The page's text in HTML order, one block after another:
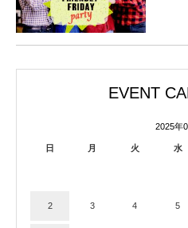
EVENT
2025年
日 月 火 水
2 3 4 5